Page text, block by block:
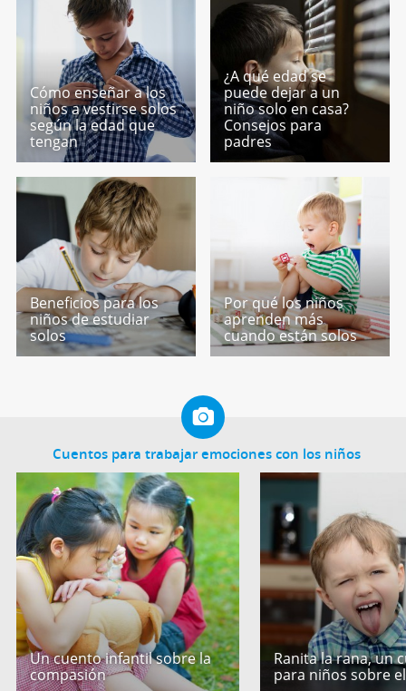
Cómo enseñar a los
niños a vestirse solos
según la edad que
tengan
¿A qué edad se
puede dejar a un
niño solo en casa?
Consejos para
padres
Beneficios para los
niños de estudiar
solos
Por qué los niños
aprenden más
cuando están solos
Cuentos para trabajar emociones con los niños
Un cuento infantil sobre la
compasión
Ranita la rana, un
para niños sobre